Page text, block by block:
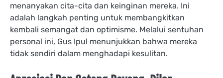
menanyakan cita-cita dan keinginan mereka. Ini
adalah langkah penting untuk membangkitkan
kembali semangat dan optimisme. Melalui sentuhan
personal ini, Gus Ipul menunjukkan bahwa mereka
tidak sendiri dalam menghadapi kesulitan.